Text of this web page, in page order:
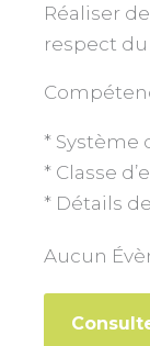
Réaliser
respect du
* Système
* Classe
* Détails
Aucun